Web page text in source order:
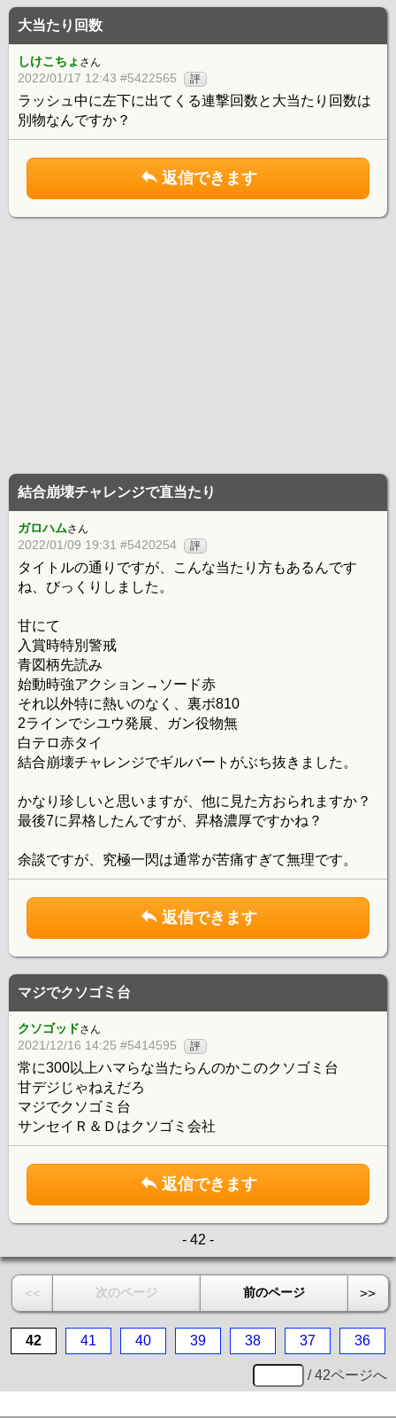
大当たり回数
しけこちょ さん
2022/01/17 12:43 #5422565 評
ラッシュ中に左下に出てくる連撃回数と大当たり回数は
別物なんですか？
返信できます
結合崩壊チャレンジで直当たり
ガロハムさん
2022/01/09 19:31 #5420254 評
タイトルの通りですが、こんな当たり方もあるんです
ね、びっくりしました。
甘にて
入賞時特別警戒
青図柄先読み
始動時強アクション→ソード赤
それ以外特に熱いのなく、裏ボ810
2ラインでシユウ発展、ガン役物無
白テロ赤タイ
結合崩壊チャレンジでギルバートがぶち抜きました。
かなり珍しいと思いますが、他に見た方おられますか？
最後7に昇格したんですが、昇格濃厚ですかね？
余談ですが、究極一閃は通常が苦痛すぎて無理です。
返信できます
マジでクソゴミ台
クソゴッドさん
2021/12/16 14:25 #5414595 評
常に300以上ハマらな当たらんのかこのクソゴミ台
甘デジじゃねえだろ
マジでクソゴミ台
サンセイＲ＆Ｄはクソゴミ会社
返信できます
- 42 -
<< 次のページ 前のページ >>
42 41 40 39 38 37 36
/ 42ページへ